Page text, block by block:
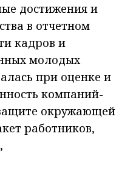
достижения и
в отчетном
кадров и
молодых
при оценке и
компаний-
окружающей
работников,